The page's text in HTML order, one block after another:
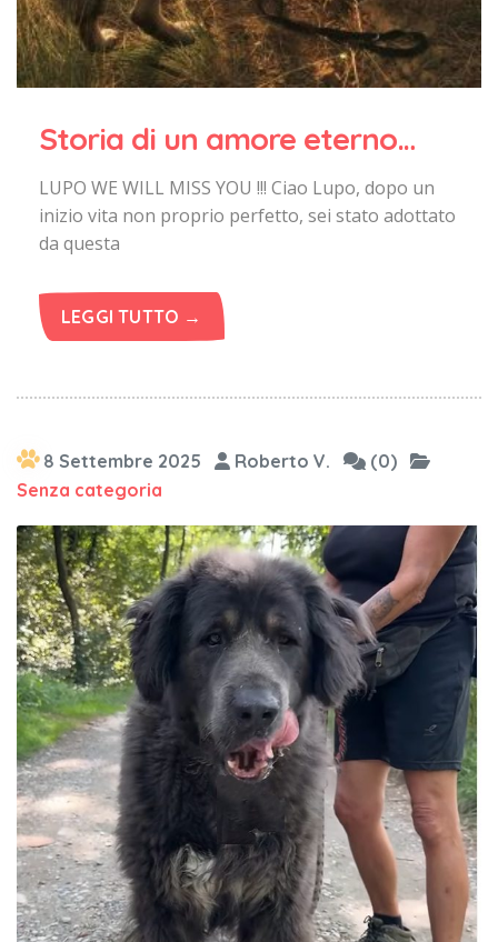
Storia di un amore eterno…
LUPO WE WILL MISS YOU !!! Ciao Lupo, dopo un
inizio vita non proprio perfetto, sei stato adottato
da questa
LEGGI TUTTO →
8 Settembre 2025 Roberto V.
(0)
Senza categoria